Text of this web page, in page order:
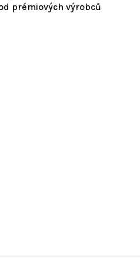
prémiových výrobců